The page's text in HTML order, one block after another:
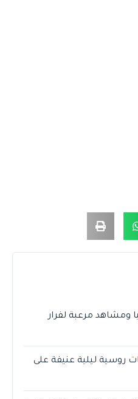
ومشاهد مرعبة لفرار
روسية ليلية عنيفة على